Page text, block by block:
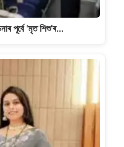
পূৰ্বে 'মৃত শিশু’ৰ…